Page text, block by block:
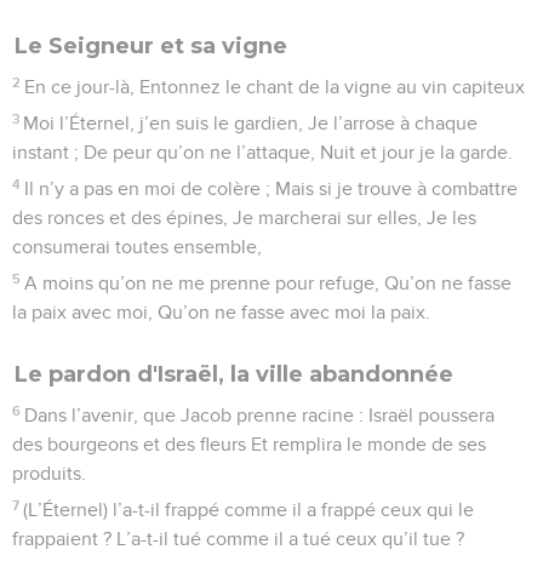
Le Seigneur et sa vigne
2 En ce jour-là, Entonnez le chant de la vigne au vin capiteux
3 Moi l’Éternel, j’en suis le gardien, Je l’arrose à chaque
instant ; De peur qu’on ne l’attaque, Nuit et jour je la garde.
4 Il n’y a pas en moi de colère ; Mais si je trouve à combattre
des ronces et des épines, Je marcherai sur elles, Je les
consumerai toutes ensemble,
5 A moins qu’on ne me prenne pour refuge, Qu’on ne fasse
la paix avec moi, Qu’on ne fasse avec moi la paix.
Le pardon d'Israël, la ville abandonnée
6 Dans l’avenir, que Jacob prenne racine : Israël poussera
des bourgeons et des fleurs Et remplira le monde de ses
produits.
7 (L’Éternel) l’a-t-il frappé comme il a frappé ceux qui le
frappaient ? L’a-t-il tué comme il a tué ceux qu’il tue ?